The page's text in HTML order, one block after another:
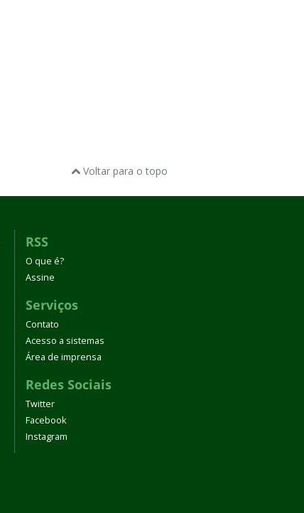
Voltar para o topo
RSS
O que é?
Assine
Serviços
Contato
Acesso a sistemas
Área de imprensa
Redes Sociais
Twitter
Facebook
Instagram